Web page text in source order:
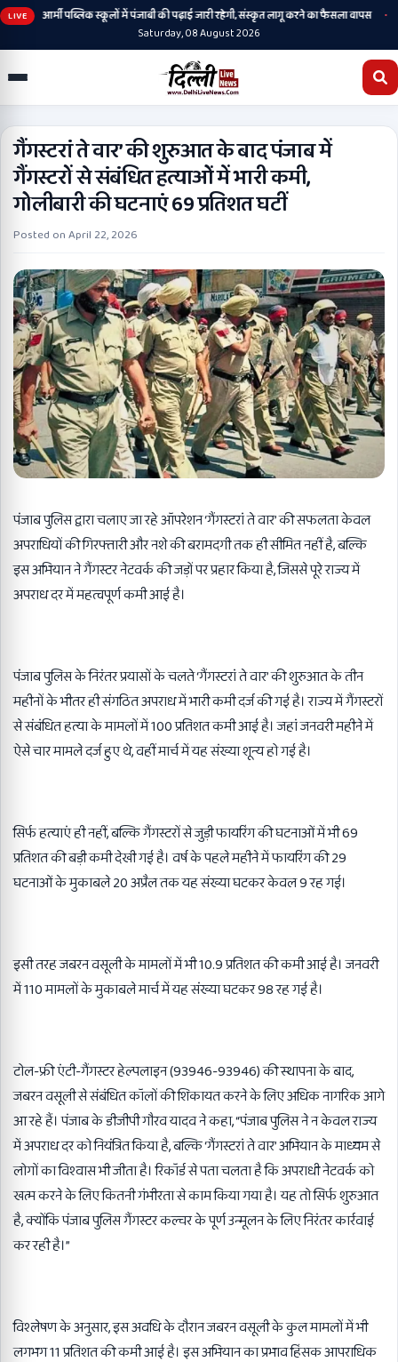
LIVE
• आर्मी पब्लिक स्कूलों में पंजाबी की पढ़ाई जारी रहेगी, संस्कृत लागू करने का फैसला वापस •
Saturday, 08 August 2026
गैंगस्टरां ते वार’ की शुरुआत के बाद पंजाब में
गैंगस्टरों से संबंधित हत्याओं में भारी कमी,
गोलीबारी की घटनाएं 69 प्रतिशत घटीं
Posted onApril 22, 2026
पंजाब पुलिस द्वारा चलाए जा रहे ऑपरेशन ‘गैंगस्टरां ते वार’ की सफलता केवल
अपराधियों की गिरफ्तारी और नशे की बरामदगी तक ही सीमित नहीं है, बल्कि
इस अभियान ने गैंगस्टर नेटवर्क की जड़ों पर प्रहार किया है, जिससे पूरे राज्य में
अपराध दर में महत्वपूर्ण कमी आई है।
पंजाब पुलिस के निरंतर प्रयासों के चलते ‘गैंगस्टरां ते वार’ की शुरुआत के तीन
महीनों के भीतर ही संगठित अपराध में भारी कमी दर्ज की गई है। राज्य में गैंगस्टरों
से संबंधित हत्या के मामलों में 100 प्रतिशत कमी आई है। जहां जनवरी महीने में
ऐसे चार मामले दर्ज हुए थे, वहीं मार्च में यह संख्या शून्य हो गई है।
सिर्फ हत्याएं ही नहीं, बल्कि गैंगस्टरों से जुड़ी फायरिंग की घटनाओं में भी 69
प्रतिशत की बड़ी कमी देखी गई है। वर्ष के पहले महीने में फायरिंग की 29
घटनाओं के मुकाबले 20 अप्रैल तक यह संख्या घटकर केवल 9 रह गई।
इसी तरह जबरन वसूली के मामलों में भी 10.9 प्रतिशत की कमी आई है। जनवरी
में 110 मामलों के मुकाबले मार्च में यह संख्या घटकर 98 रह गई है।
टोल-फ्री एंटी-गैंगस्टर हेल्पलाइन (93946-93946) की स्थापना के बाद,
जबरन वसूली से संबंधित कॉलों की शिकायत करने के लिए अधिक नागरिक आगे
आ रहे हैं। पंजाब के डीजीपी गौरव यादव ने कहा, “पंजाब पुलिस ने न केवल राज्य
में अपराध दर को नियंत्रित किया है, बल्कि ‘गैंगस्टरां ते वार’ अभियान के माध्यम से
लोगों का विश्वास भी जीता है। रिकॉर्ड से पता चलता है कि अपराधी नेटवर्क को
खत्म करने के लिए कितनी गंभीरता से काम किया गया है। यह तो सिर्फ शुरुआत
है, क्योंकि पंजाब पुलिस गैंगस्टर कल्चर के पूर्ण उन्मूलन के लिए निरंतर कार्रवाई
कर रही है।”
विश्लेषण के अनुसार, इस अवधि के दौरान जबरन वसूली के कुल मामलों में भी
लगभग 11 प्रतिशत की कमी आई है। इस अभियान का प्रभाव हिंसक आपराधिक